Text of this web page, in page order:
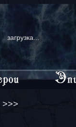
загрузка...
>>>